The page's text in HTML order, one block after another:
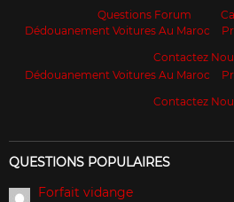
Questions Forum
Dédouanement Voitures Au Maroc
Contactez
Dédouanement Voitures Au Maroc
Contactez
QUESTIONS POPULAIRES
Forfait vidange